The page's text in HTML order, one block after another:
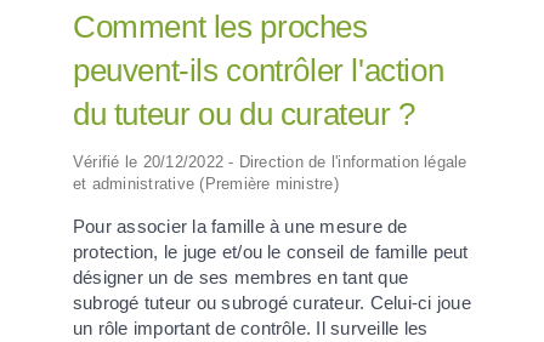
Comment les proches
peuvent-ils contrôler l'action
du tuteur ou du curateur ?
Vérifié le 20/12/2022 - Direction de l'information légale
et administrative (Première ministre)
Pour associer la famille à une mesure de
protection, le juge et/ou le conseil de famille peut
désigner un de ses membres en tant que
subrogé tuteur ou subrogé curateur. Celui-ci joue
un rôle important de contrôle. Il surveille les